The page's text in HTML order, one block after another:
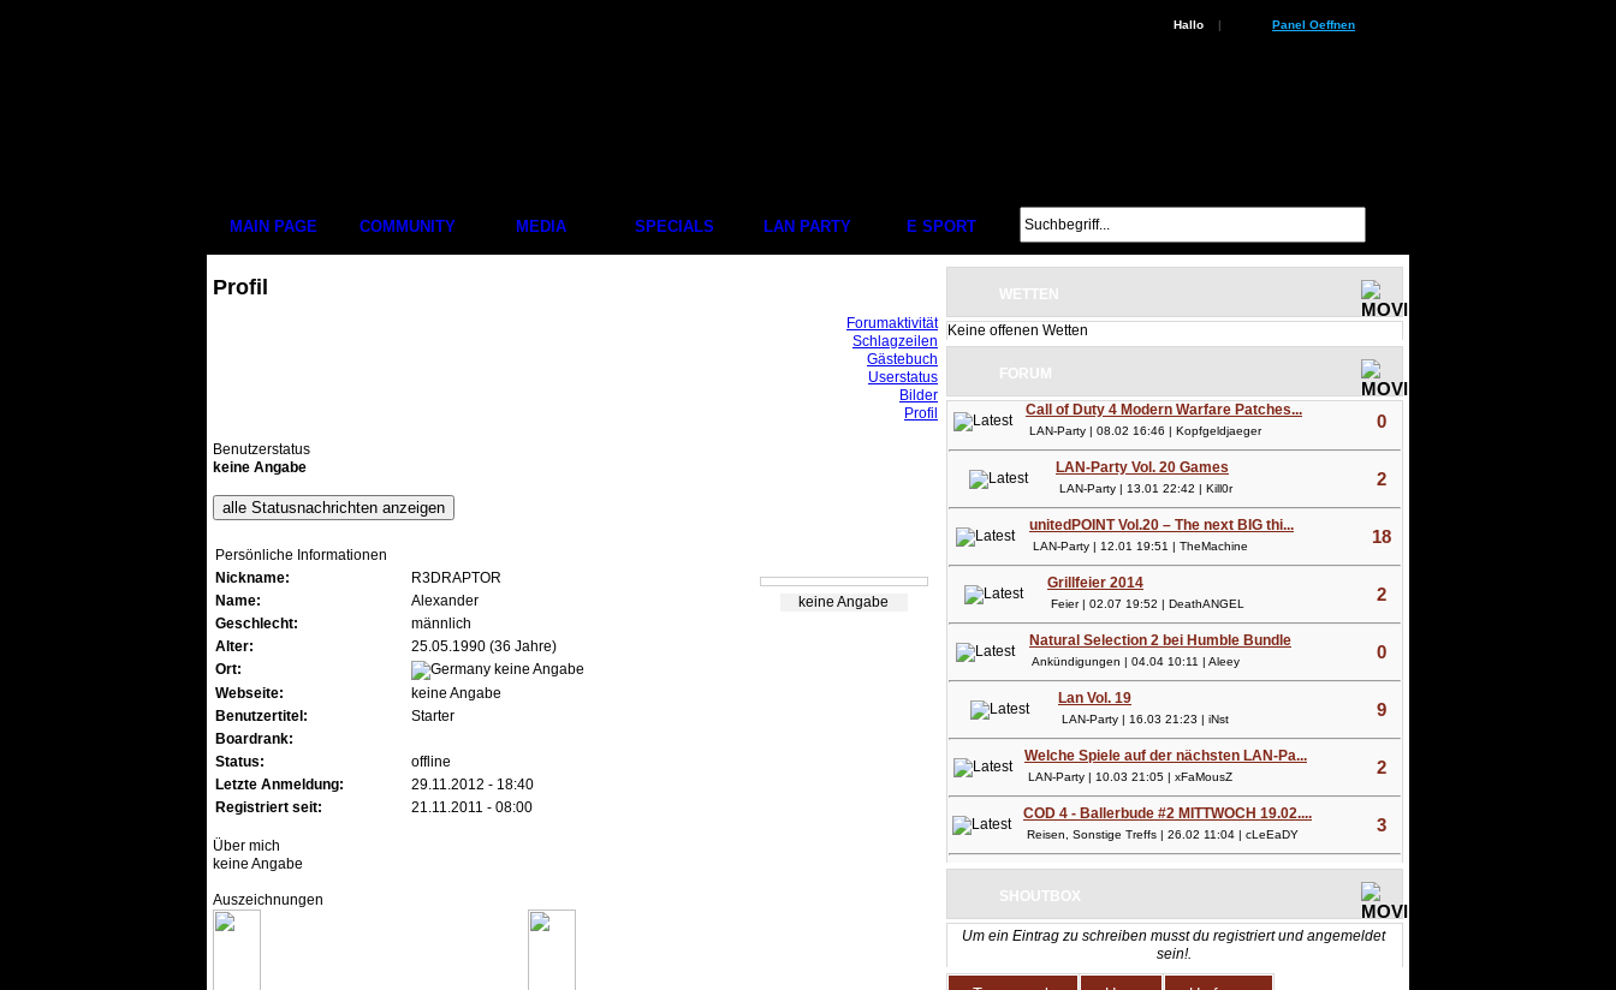
Hallo | Panel Oeffnen
MAIN PAGE COMMUNITY MEDIA SPECIALS LAN PARTY E SPORT
Profil
Forumaktivität
Schlagzeilen
Gästebuch
Userstatus
Bilder
Profil
Benutzerstatus
keine Angabe
Persönliche Informationen
Nickname:
R3DRAPTOR
keine Angabe
Name:
Alexander
Geschlecht:
männlich
Alter:
25.05.1990 (36 Jahre)
Ort:
keine Angabe
Webseite:
keine Angabe
Benutzertitel:
Starter
Boardrank:
Status:
offline
Letzte Anmeldung:
29.11.2012 - 18:40
Registriert seit:
21.11.2011 - 08:00
Über mich
keine Angabe
Auszeichnungen
WETTEN
Keine offenen Wetten
FORUM
Call of Duty 4 Modern Warfare Patches...
0
LAN-Party | 08.02 16:46 | Kopfgeldjaeger
LAN-Party Vol. 20 Games
2
LAN-Party | 13.01 22:42 | Kill0r
unitedPOINT Vol.20 – The next BIG thi...
18
LAN-Party | 12.01 19:51 | TheMachine
Grillfeier 2014
2
Feier | 02.07 19:52 | DeathANGEL
Natural Selection 2 bei Humble Bundle
0
Ankündigungen | 04.04 10:11 | Aleey
Lan Vol. 19
9
LAN-Party | 16.03 21:23 | iNst
Welche Spiele auf der nächsten LAN-Pa...
2
LAN-Party | 10.03 21:05 | xFaMousZ
COD 4 - Ballerbude #2 MITTWOCH 19.02....
3
Reisen, Sonstige Treffs | 26.02 11:04 | cLeEaDY
SHOUTBOX
Um ein Eintrag zu schreiben musst du registriert und angemeldet
sein!.